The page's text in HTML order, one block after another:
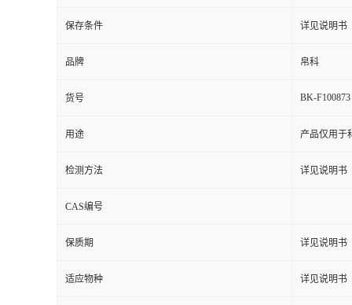
保存条件 详见说明书
品牌 帛科
货号 BK-F100873
用途 产品仅用于
检测方法 详见说明书
CAS编号
保质期 详见说明书
适应物种 详见说明书